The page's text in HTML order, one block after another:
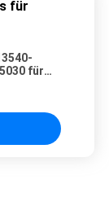
für
für